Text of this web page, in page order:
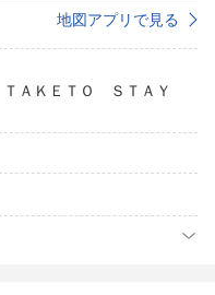
地図アプリで見る
ＴＡＫＥＴＯ ＳＴＡＹ